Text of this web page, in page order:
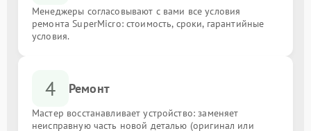
Менеджеры согласовывают с вами все условия
ремонта SuperMicro: стоимость, сроки, гарантийные
условия.
4 Ремонт
Мастер восстанавливает устройство: заменяет
неисправную часть новой деталью (оригинал или